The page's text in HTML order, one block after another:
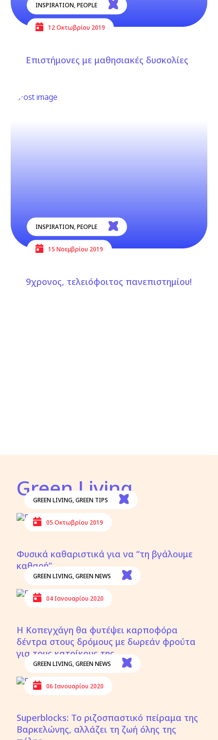
INSPIRATION,PEOPLE
12 Οκτωβρίου 2019
Επιστήμονες με μαθησιακές δυσκολίες
INSPIRATION,PEOPLE
15 Νοεμβρίου 2019
9χρονος, τελειόφοιτος πανεπιστημίου!
Green Living
GREEN LIVING,GREEN TIPS
05 Οκτωβρίου 2019
Φυσικά καθαριστικά για να “τη βγάλουμε
καθαρή”
GREEN LIVING,GREEN NEWS
04 Ιανουαρίου 2020
Η Κοπεγχάγη θα φυτέψει καρποφόρα
δέντρα στους δρόμους με δωρεάν φρούτα
για τους κατοίκους της
GREEN LIVING,GREEN NEWS
06 Ιανουαρίου 2020
Superblocks: Το ριζοσπαστικό πείραμα της
Βαρκελώνης, αλλάζει τη ζωή όλης της